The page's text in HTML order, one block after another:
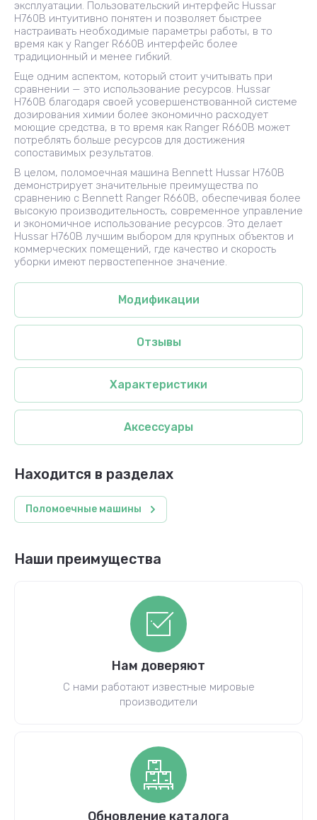
эксплуатации. Пользовательский интерфейс Hussar
H760B интуитивно понятен и позволяет быстрее
настраивать необходимые параметры работы, в то
время как у Ranger R660B интерфейс более
традиционный и менее гибкий.
Еще одним аспектом, который стоит учитывать при
сравнении — это использование ресурсов. Hussar
H760B благодаря своей усовершенствованной системе
дозирования химии более экономично расходует
моющие средства, в то время как Ranger R660B может
потреблять больше ресурсов для достижения
сопоставимых результатов.
В целом, поломоечная машина Bennett Hussar H760B
демонстрирует значительные преимущества по
сравнению с Bennett Ranger R660B, обеспечивая более
высокую производительность, современное управление
и экономичное использование ресурсов. Это делает
Hussar H760B лучшим выбором для крупных объектов и
коммерческих помещений, где качество и скорость
уборки имеют первостепенное значение.
Модификации
Отзывы
Характеристики
Аксессуары
Находится в разделах
Поломоечные машины
Наши преимущества
Нам доверяют
С нами работают известные мировые
производители
Обновление каталога